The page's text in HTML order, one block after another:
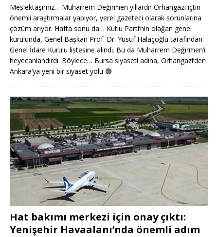
Meslektaşımız… Muharrem Değirmen yıllardır Orhangazi içtin
önemli araştırmalar yapıyor, yerel gazeteci olarak sorunlarına
çözüm arıyor. Hafta sonu da… Kutlu Parti’nin olağan genel
kurulunda, Genel Başkan Prof. Dr. Yusuf Halaçoğlu tarafından
Genel İdare Kurulu listesine alındı. Bu da Muharrem Değirmen’i
heyecanlandırdı. Böylece… Bursa siyaseti adına, Orhangazi’den
Ankara’ya yeni bir siyaset yolu 🟢
Hat bakımı merkezi için onay çıktı:
Yenişehir Havaalanı’nda önemli adım